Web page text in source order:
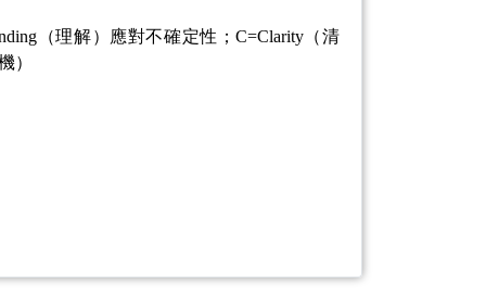
（理解）應對不確定性；C=Clarity（清
）